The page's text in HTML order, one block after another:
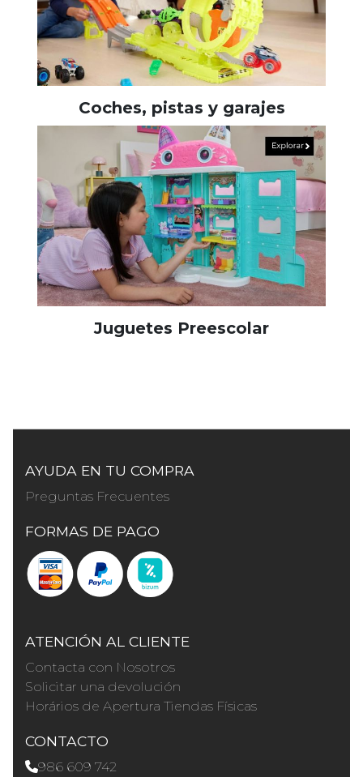
Coches, pistas y garajes
Juguetes Preescolar
AYUDA EN TU COMPRA
Preguntas Frecuentes
FORMAS DE PAGO
ATENCIÓN AL CLIENTE
Contacta con Nosotros
Solicitar una devolución
Horários de Apertura Tiendas Físicas
CONTACTO
986 609 742